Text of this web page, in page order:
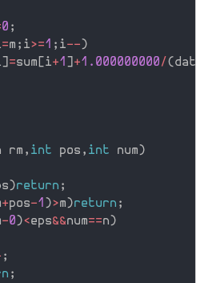
0 ;
=m ; i>=1 ; i--)
] =sum [i+1 ] +1.000000000 / (data
rm , int pos , int num)
)return ;
+pos-1 )>m)return ;
-0)<eps&&num==n)
;
;